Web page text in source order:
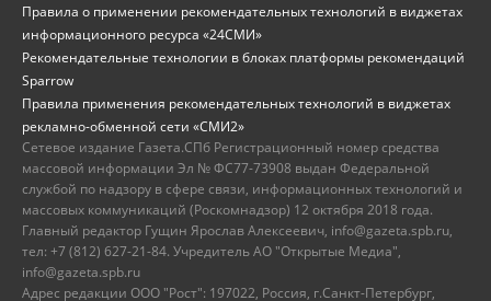
Правила о применении рекомендательных технологий в виджетах
информационного ресурса «24СМИ»
Рекомендательные технологии в блоках платформы рекомендаций
Sparrow
Правила применения рекомендательных технологий в виджетах
рекламно-обменной сети «СМИ2»
Сетевое издание Газета.СПб Регистрационный номер средства
массовой информации Эл № ФС77-73908 выдан Федеральной
службой по надзору в сфере связи, информационных технологий и
массовых коммуникаций (Роскомнадзор) 12 октября 2018 года.
Главный редактор Гущин Ярослав Алексеевич, info@gazeta.spb.ru,
тел: +7 (812) 627-21-84. Учредитель АО "Открытые Медиа",
info@gazeta.spb.ru
Адрес редакции ООО "Рост": 197022, Россия, г.Санкт-Петербург,